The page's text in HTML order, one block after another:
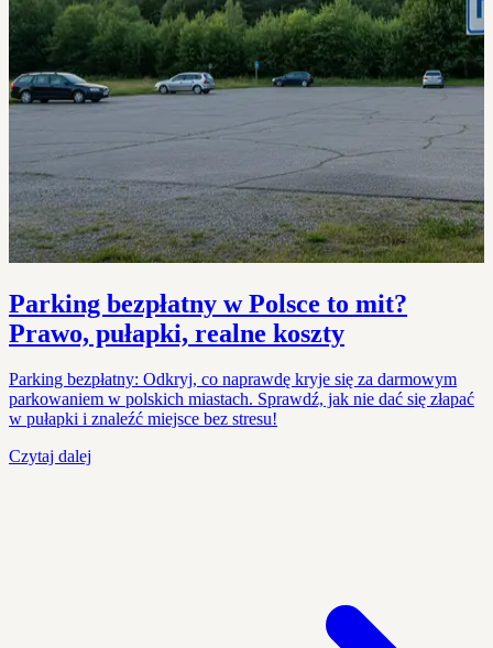
Parking bezpłatny w Polsce to mit?
Prawo, pułapki, realne koszty
Parking bezpłatny: Odkryj, co naprawdę kryje się za darmowym
parkowaniem w polskich miastach. Sprawdź, jak nie dać się złapać
w pułapki i znaleźć miejsce bez stresu!
Czytaj dalej